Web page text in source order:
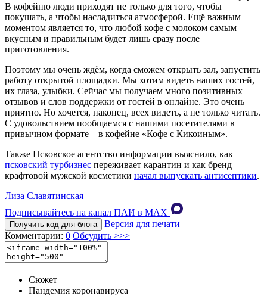
В кофейню люди приходят не только для того, чтобы
покушать, а чтобы насладиться атмосферой. Ещё важным
моментом является то, что любой кофе с молоком самым
вкусным и правильным будет лишь сразу после
приготовления.
Поэтому мы очень ждём, когда сможем открыть зал, запустить
работу открытой площадки. Мы хотим видеть наших гостей,
их глаза, улыбки. Сейчас мы получаем много позитивных
отзывов и слов поддержки от гостей в онлайне. Это очень
приятно. Но хочется, наконец, всех видеть, а не только читать.
С удовольствием пообщаемся с нашими посетителями в
привычном формате – в кофейне «Кофе с Кикоиным».
Также Псковское агентство информации выяснило, как
псковский турбизнес переживает карантин и как бренд
крафтовой мужской косметики начал выпускать антисептики.
Лиза Славятинская
Подписывайтесь на канал ПАИ в MAХ
Получить код для блога
Версия для печати
Комментарии: 0 Обсудить >>>
Сюжет
Пандемия коронавируса